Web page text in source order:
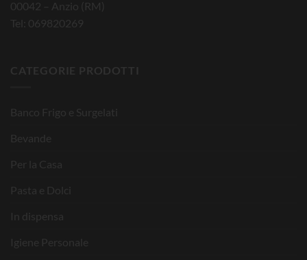
00042 – Anzio (RM)
Tel: 069820269
CATEGORIE PRODOTTI
Banco Frigo e Surgelati
Bevande
Per la Casa
Pasta e Dolci
In dispensa
Igiene Personale